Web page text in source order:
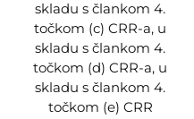
skladu s člankom 4.
točkom (c) CRR-a, u
skladu s člankom 4.
točkom (d) CRR-a, u
skladu s člankom 4.
točkom (e) CRR